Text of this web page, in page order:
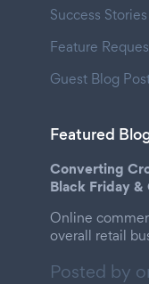
Success Stories
Feature
Guest Blog
Featured
Converting
Black Friday
Online
overall retail
Posted by